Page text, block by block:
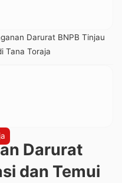
Darurat BNPB Tinjau
Tana Toraja
Darurat
dan Temui